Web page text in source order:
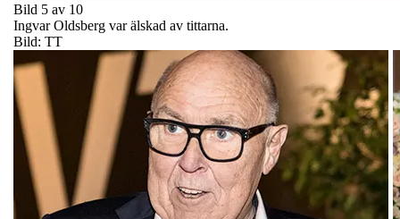
Bild 5 av 10
Ingvar Oldsberg var älskad av tittarna.
Bild: TT